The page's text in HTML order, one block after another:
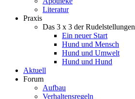
Literatur
Praxis
Das 3 x 3 der Rudelstellungen
Ein neuer Start
Hund und Mensch
Hund und Umwelt
Hund und Hund
Aktuell
Forum
Aufbau
Verhaltensregeln